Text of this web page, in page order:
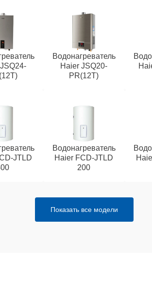
Водонагреватель
Haier JSQ20-
PR(12T)
JTLD
Водонагреватель
Haier FCD-JTLD
200
Показать все модели